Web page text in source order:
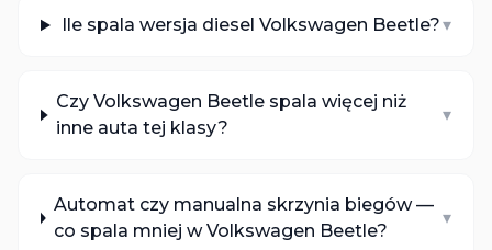
Ile spala wersja diesel Volkswagen Beetle?▾
Czy Volkswagen Beetle spala więcej niż
inne auta tej klasy?
▾
Automat czy manualna skrzynia biegów —
co spala mniej w Volkswagen Beetle?
▾